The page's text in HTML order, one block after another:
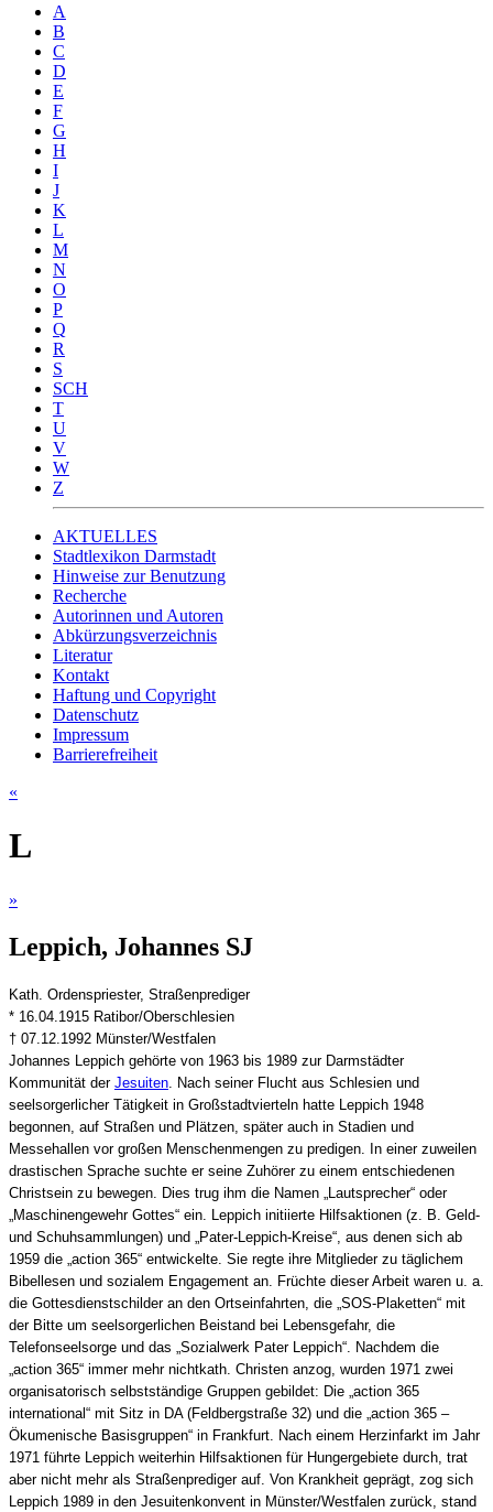
A
B
C
D
E
F
G
H
I
J
K
L
M
N
O
P
Q
R
S
SCH
T
U
V
W
Z
AKTUELLES
Stadtlexikon Darmstadt
Hinweise zur Benutzung
Recherche
Autorinnen und Autoren
Abkürzungsverzeichnis
Literatur
Kontakt
Haftung und Copyright
Datenschutz
Impressum
Barrierefreiheit
«
L
»
Leppich, Johannes SJ
Kath. Ordenspriester, Straßenprediger
* 16.04.1915 Ratibor/Oberschlesien
† 07.12.1992 Münster/Westfalen
Johannes Leppich gehörte von 1963 bis 1989 zur Darmstädter
Kommunität der Jesuiten . Nach seiner Flucht aus Schlesien und
seelsorgerlicher Tätigkeit in Großstadtvierteln hatte Leppich 1948
begonnen, auf Straßen und Plätzen, später auch in Stadien und
Messehallen vor großen Menschenmengen zu predigen. In einer zuweilen
drastischen Sprache suchte er seine Zuhörer zu einem entschiedenen
Christsein zu bewegen. Dies trug ihm die Namen „Lautsprecher“ oder
„Maschinengewehr Gottes“ ein. Leppich initiierte Hilfsaktionen (z. B. Geld-
und Schuhsammlungen) und „Pater-Leppich-Kreise“, aus denen sich ab
1959 die „action 365“ entwickelte. Sie regte ihre Mitglieder zu täglichem
Bibellesen und sozialem Engagement an. Früchte dieser Arbeit waren u. a.
die Gottesdienstschilder an den Ortseinfahrten, die „SOS-Plaketten“ mit
der Bitte um seelsorgerlichen Beistand bei Lebensgefahr, die
Telefonseelsorge und das „Sozialwerk Pater Leppich“. Nachdem die
„action 365“ immer mehr nichtkath. Christen anzog, wurden 1971 zwei
organisatorisch selbstständige Gruppen gebildet: Die „action 365
international“ mit Sitz in DA (Feldbergstraße 32) und die „action 365 –
Ökumenische Basisgruppen“ in Frankfurt. Nach einem Herzinfarkt im Jahr
1971 führte Leppich weiterhin Hilfsaktionen für Hungergebiete durch, trat
aber nicht mehr als Straßenprediger auf. Von Krankheit geprägt, zog sich
Leppich 1989 in den Jesuitenkonvent in Münster/Westfalen zurück, stand